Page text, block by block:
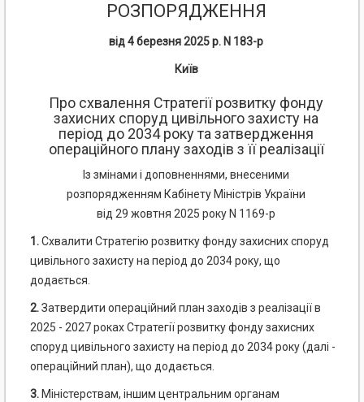
РОЗПОРЯДЖЕННЯ
від 4 березня 2025 р. N 183-р
Київ
Про схвалення Стратегії розвитку фонду
захисних споруд цивільного захисту на
період до 2034 року та затвердження
операційного плану заходів з її реалізації
Із змінами і доповненнями, внесеними
розпорядженням Кабінету Міністрів України
від 29 жовтня 2025 року N 1169-р
1.Схвалити Стратегію розвитку фонду захисних споруд
цивільного захисту на період до 2034 року, що
додається.
2.Затвердити операційний план заходів з реалізації в
2025 - 2027 роках Стратегії розвитку фонду захисних
споруд цивільного захисту на період до 2034 року (далі -
операційний план), що додається.
3. Міністерствам, іншим центральним органам